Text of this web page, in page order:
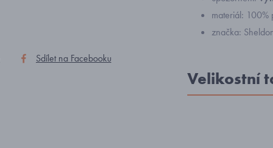
Sdílet na Facebooku
materiál: 100%
značka:
Velikostní